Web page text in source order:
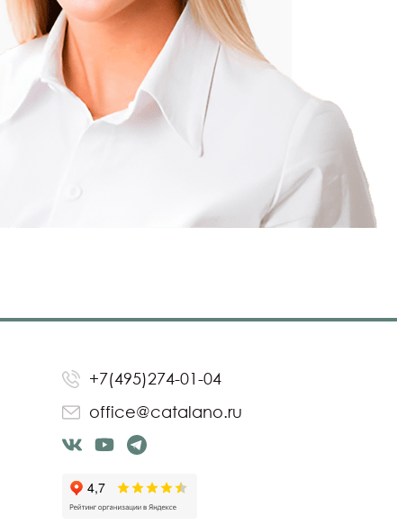
+7(495)274-01-04
office@catalano.ru